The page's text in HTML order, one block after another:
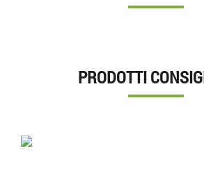
PRODOTTI